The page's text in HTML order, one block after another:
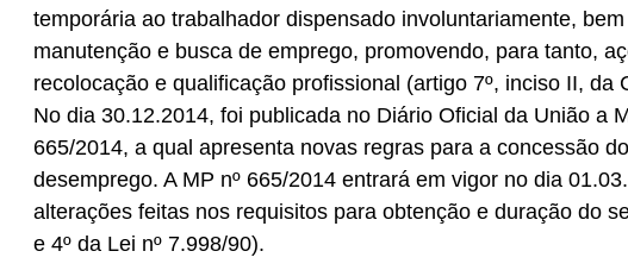
temporária ao trabalhador dispensado involuntariamente,
manutenção e busca de emprego, promovendo, para tanto,
recolocação e qualificação profissional (artigo 7º, inciso II, da
No dia 30.12.2014, foi publicada no Diário Oficial da União a
665/2014, a qual apresenta novas regras para a concessão
desemprego. A MP nº 665/2014 entrará em vigor no dia
alterações feitas nos requisitos para obtenção e duração do
e 4º da Lei nº 7.998/90).